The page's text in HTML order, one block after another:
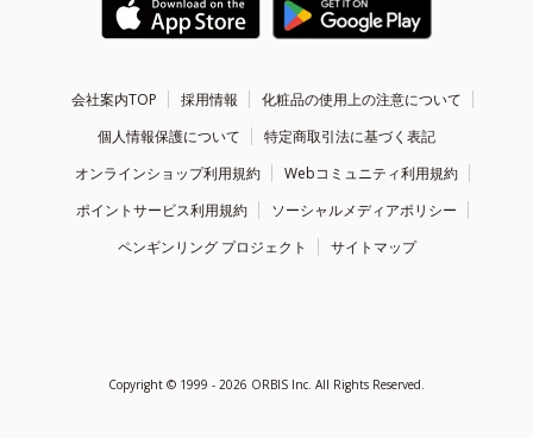
会社案内TOP 採用情報
化粧品の使用上の注意について
個人情報保護について
特定商取引法に基づく表記
オンラインショップ利用規約
Webコミュニティ利用規約
ポイントサービス利用規約
ソーシャルメディアポリシー
ペンギンリング プロジェクト
サイトマップ
Copyright © 1999 - 2026 ORBIS Inc. All Rights Reserved.